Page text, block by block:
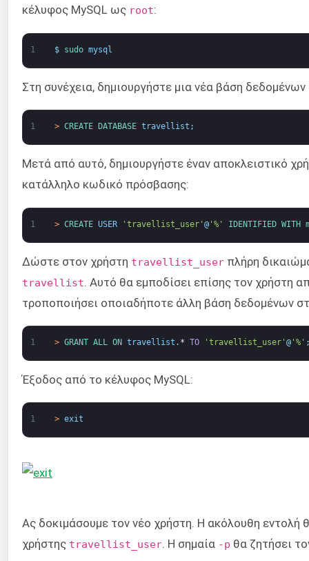
κέλυφος MySQL ως root:
1 $ sudo mysql
Στη συνέχεια, δημιουργήστε μια νέα βάση
1 > CREATE DATABASE travellist ;
Μετά από αυτό, δημιουργήστε έναν αποκλειστικό
κατάλληλο κωδικό πρόσβασης:
1 > CREATE USER 'travellist_user' @'%' IDENTIFIED WITH
Δώστε στον χρήστη travellist_user πλήρη
travellist . Αυτό θα εμποδίσει επίσης τον χρήστη
τροποποιήσει οποιαδήποτε άλλη βάση δεδομένων
1 > GRANT ALL ON travellist . * TO 'travellist_user' @'%'
Έξοδος από το κέλυφος MySQL:
1 > exit
Ας δοκιμάσουμε τον νέο χρήστη. Η ακόλουθη εντολή
χρήστης travellist_user . Η σημαία -p θα ζητήσει